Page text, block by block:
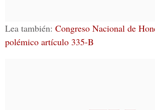
Lea también: Congreso Nacional de
polémico artículo 335-B